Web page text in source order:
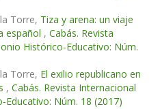
Torre, Tiza y arena: un viaje
español , Cabás. Revista
Histórico-Educativo: Núm.
Torre, El exilio republicano en
, Cabás. Revista Internacional
Núm. 18 (2017)